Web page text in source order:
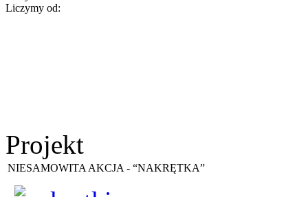
Liczymy od:
Projekt
NIESAMOWITA AKCJA - “NAKRĘTKA”